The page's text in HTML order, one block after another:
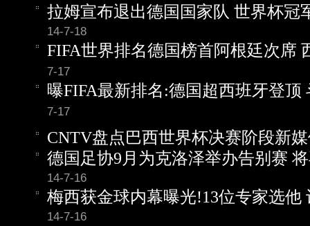
拉姆宣布退出德国国家队 世界杯冠
14-7-18
FIFA世界排名德国榜首阿根廷次席
7-17
曝FIFA最新排名:德国超西班牙登顶
7-17
CNTV盘点巴西世界杯决赛阶段新
德国足协9月为克洛泽举办告别赛
14-7-16
梅西获金球内幕曝光!13位专家选他
14-7-16